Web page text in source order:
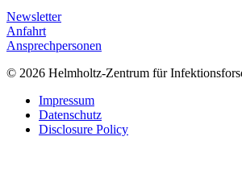
Newsletter
Anfahrt
Ansprechpersonen
© 2026 Helmholtz-Zentrum für
Impressum
Datenschutz
Disclosure Policy